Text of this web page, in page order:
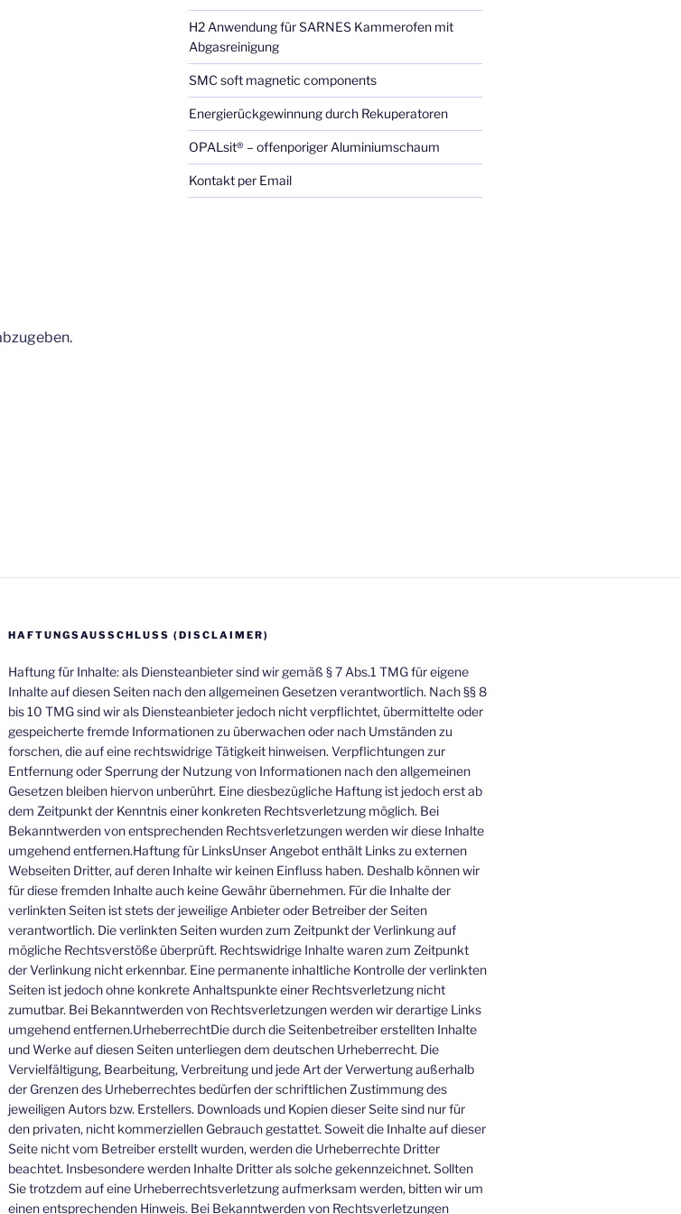
H2 Anwendung für SARNES Kammerofen mit
Abgasreinigung
SMC soft magnetic components
Energierückgewinnung durch Rekuperatoren
OPALsit® – offenporiger Aluminiumschaum
Kontakt per Email
HAFTUNGSAUSSCHLUSS (DISCLAIMER)
Haftung für Inhalte: als Diensteanbieter sind wir gemäß § 7 Abs.1 TMG für eigene
Inhalte auf diesen Seiten nach den allgemeinen Gesetzen verantwortlich. Nach §§ 8
bis 10 TMG sind wir als Diensteanbieter jedoch nicht verpflichtet, übermittelte oder
gespeicherte fremde Informationen zu überwachen oder nach Umständen zu
forschen, die auf eine rechtswidrige Tätigkeit hinweisen. Verpflichtungen zur
Entfernung oder Sperrung der Nutzung von Informationen nach den allgemeinen
Gesetzen bleiben hiervon unberührt. Eine diesbezügliche Haftung ist jedoch erst ab
dem Zeitpunkt der Kenntnis einer konkreten Rechtsverletzung möglich. Bei
Bekanntwerden von entsprechenden Rechtsverletzungen werden wir diese Inhalte
umgehend entfernen.Haftung für LinksUnser Angebot enthält Links zu externen
Webseiten Dritter, auf deren Inhalte wir keinen Einfluss haben. Deshalb können wir
für diese fremden Inhalte auch keine Gewähr übernehmen. Für die Inhalte der
verlinkten Seiten ist stets der jeweilige Anbieter oder Betreiber der Seiten
verantwortlich. Die verlinkten Seiten wurden zum Zeitpunkt der Verlinkung auf
mögliche Rechtsverstöße überprüft. Rechtswidrige Inhalte waren zum Zeitpunkt
der Verlinkung nicht erkennbar. Eine permanente inhaltliche Kontrolle der verlinkten
Seiten ist jedoch ohne konkrete Anhaltspunkte einer Rechtsverletzung nicht
zumutbar. Bei Bekanntwerden von Rechtsverletzungen werden wir derartige Links
umgehend entfernen.UrheberrechtDie durch die Seitenbetreiber erstellten Inhalte
und Werke auf diesen Seiten unterliegen dem deutschen Urheberrecht. Die
Vervielfältigung, Bearbeitung, Verbreitung und jede Art der Verwertung außerhalb
der Grenzen des Urheberrechtes bedürfen der schriftlichen Zustimmung des
jeweiligen Autors bzw. Erstellers. Downloads und Kopien dieser Seite sind nur für
den privaten, nicht kommerziellen Gebrauch gestattet. Soweit die Inhalte auf dieser
Seite nicht vom Betreiber erstellt wurden, werden die Urheberrechte Dritter
beachtet. Insbesondere werden Inhalte Dritter als solche gekennzeichnet. Sollten
Sie trotzdem auf eine Urheberrechtsverletzung aufmerksam werden, bitten wir um
einen entsprechenden Hinweis. Bei Bekanntwerden von Rechtsverletzungen